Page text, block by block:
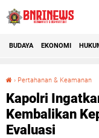
BUDAYA EKONOMI
› Pertahanan & Keamanan
Kapolri
Kembalikan
Evaluasi